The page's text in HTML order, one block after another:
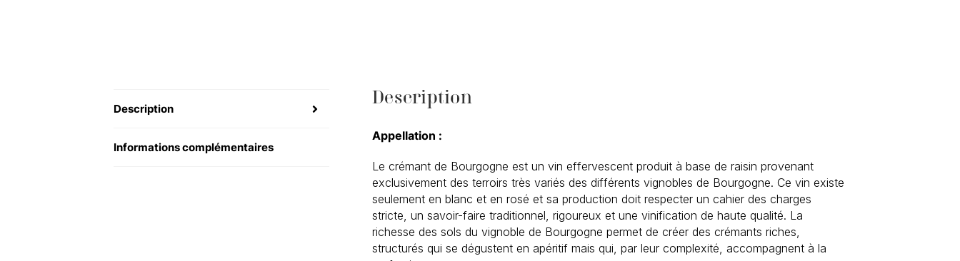
Description
Informations complémentaires
Description
Appellation :
Le crémant de Bourgogne est un vin effervescent produit à base de raisin provenant
exclusivement des terroirs très variés des différents vignobles de Bourgogne. Ce vin existe
seulement en blanc et en rosé et sa production doit respecter un cahier des charges
stricte, un savoir-faire traditionnel, rigoureux et une vinification de haute qualité. La
richesse des sols du vignoble de Bourgogne permet de créer des crémants riches,
structurés qui se dégustent en apéritif mais qui, par leur complexité, accompagnent à la